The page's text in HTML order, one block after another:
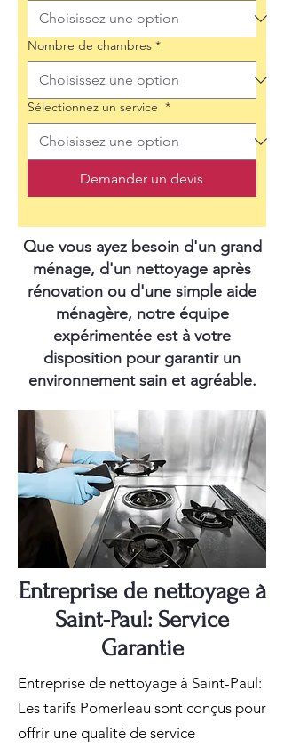
Nombre de chambres *
Sélectionnez un service *
Demander un devis
Que vous ayez besoin d'un grand
ménage, d'un nettoyage après
rénovation ou d'une simple aide
ménagère, notre équipe
expérimentée est à votre
disposition pour garantir un
environnement sain et agréable.
Entreprise de nettoyage à
Saint-Paul: Service
Garantie
Entreprise de nettoyage à Saint-Paul:
Les tarifs Pomerleau sont conçus pour
offrir une qualité de service